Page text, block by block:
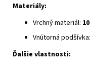
Materiály:
Vrchný materiál:
Vnútorná podšívka:
Ďalšie vlastnosti: